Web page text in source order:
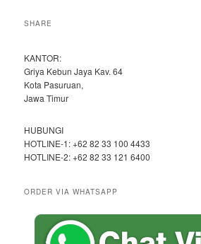
rSHARE
KANTOR:
Griya Kebun Jaya Kav. 64
Kota Pasuruan,
Jawa Timur
HUBUNGI
HOTLINE-1: +62 82 33 100 4433
HOTLINE-2: +62 82 33 121 6400
ORDER VIA WHATSAPP